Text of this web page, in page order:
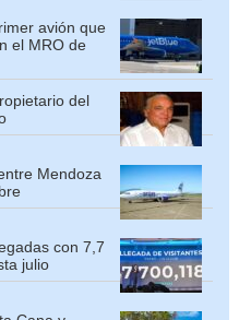
avión que
el MRO de
del
Mendoza
con 7,7
julio